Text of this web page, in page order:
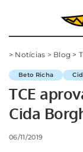
> Notícias > Blog >
Beto Richa
TCE
Cida
06/11/2019